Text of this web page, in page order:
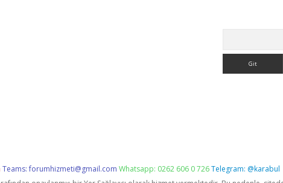
Teams:forumhizmeti@gmail.com Whatsapp: 0262 606 0 726Telegram: @karabul